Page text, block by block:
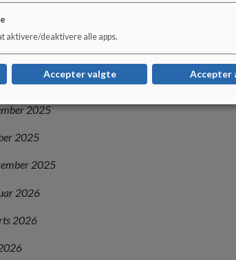
om at 26. november ændres.
er gældende:
2025
2025
2025
2026
2026
aktivere/deaktivere alle apps.
Accepter valgte Accepter